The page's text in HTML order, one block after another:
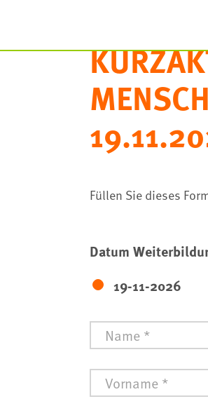
Füllen Sie dieses
Datum
19-11-2026
Vorname *
Name *